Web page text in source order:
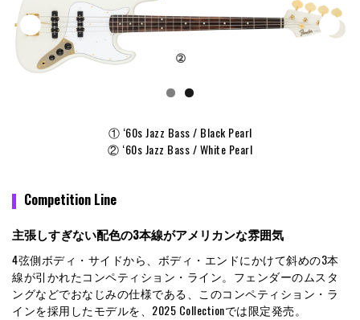
②
① ‘60s Jazz Bass / Black Pearl
② ‘60s Jazz Bass / White Pearl
Competition Line
主張しすぎない配色の3本線がアメリカンな雰囲気
4弦側ボディ・サイドから、ボディ・エンドにかけて斜めの3本
線が引かれたコンペティション・ライン。フェンダーのムスタ
ングなどでおなじみの仕様である、このコンペティション・ラ
インを採用したモデルを、2025 Collectionでは限定発売。